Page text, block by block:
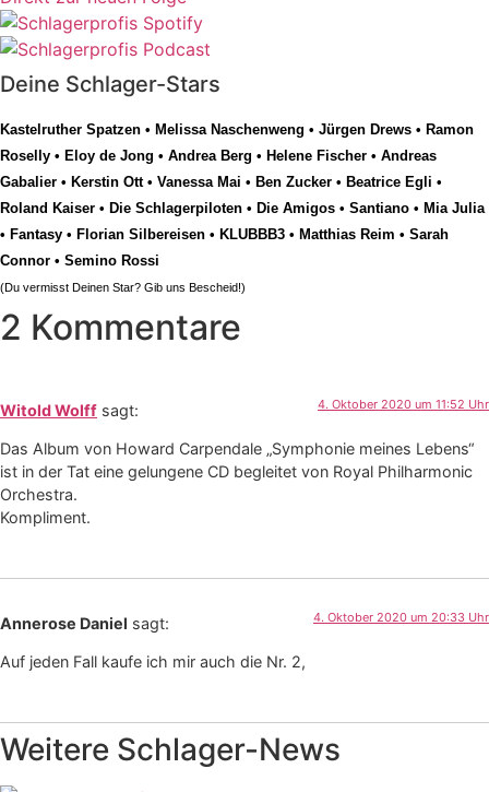
Deine Schlager-Stars
Kastelruther Spatzen • Melissa Naschenweng • Jürgen Drews • Ramon
Roselly • Eloy de Jong • Andrea Berg • Helene Fischer • Andreas
Gabalier • Kerstin Ott• Vanessa Mai • Ben Zucker • Beatrice Egli •
Roland Kaiser • Die Schlagerpiloten • Die Amigos • Santiano • Mia Julia
• Fantasy • Florian Silbereisen • KLUBBB3 • Matthias Reim • Sarah
Connor • Semino Rossi
(Du vermisst Deinen Star? Gib uns Bescheid!)
2 Kommentare
Witold Wolff sagt: 4. Oktober 2020 um 11:52 Uhr
Das Album von Howard Carpendale „Symphonie meines Lebens“
ist in der Tat eine gelungene CD begleitet von Royal Philharmonic
Orchestra.
Kompliment.
Annerose Daniel sagt: 4. Oktober 2020 um 20:33 Uhr
Auf jeden Fall kaufe ich mir auch die Nr. 2,
Weitere Schlager-News